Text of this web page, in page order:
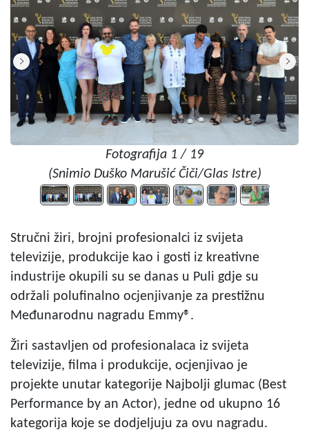
Fotografija 1 / 19
(Snimio Duško Marušić Čiči/Glas Istre)
Stručni žiri, brojni profesionalci iz svijeta
televizije, produkcije kao i gosti iz kreativne
industrije okupili su se danas u Puli gdje su
održali polufinalno ocjenjivanje za prestižnu
Međunarodnu nagradu Emmy®.
Žiri sastavljen od profesionalaca iz svijeta
televizije, filma i produkcije, ocjenjivao je
projekte unutar kategorije Najbolji glumac (Best
Performance by an Actor), jedne od ukupno 16
kategorija koje se dodjeljuju za ovu nagradu.